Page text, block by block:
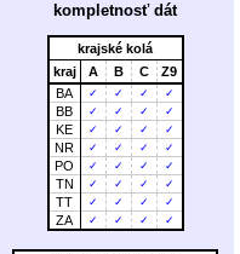
kompletnosť dát
krajské kolá
kraj
A B C
Z9
BA
✓ ✓ ✓ ✓
BB ✓ ✓ ✓ ✓
KE ✓ ✓ ✓ ✓
NR ✓ ✓ ✓ ✓
PO ✓ ✓ ✓ ✓
TN ✓ ✓ ✓ ✓
TT ✓ ✓ ✓ ✓
ZA ✓ ✓ ✓ ✓